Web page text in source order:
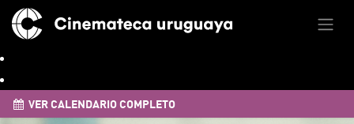
VER CALENDARIO COMPLETO